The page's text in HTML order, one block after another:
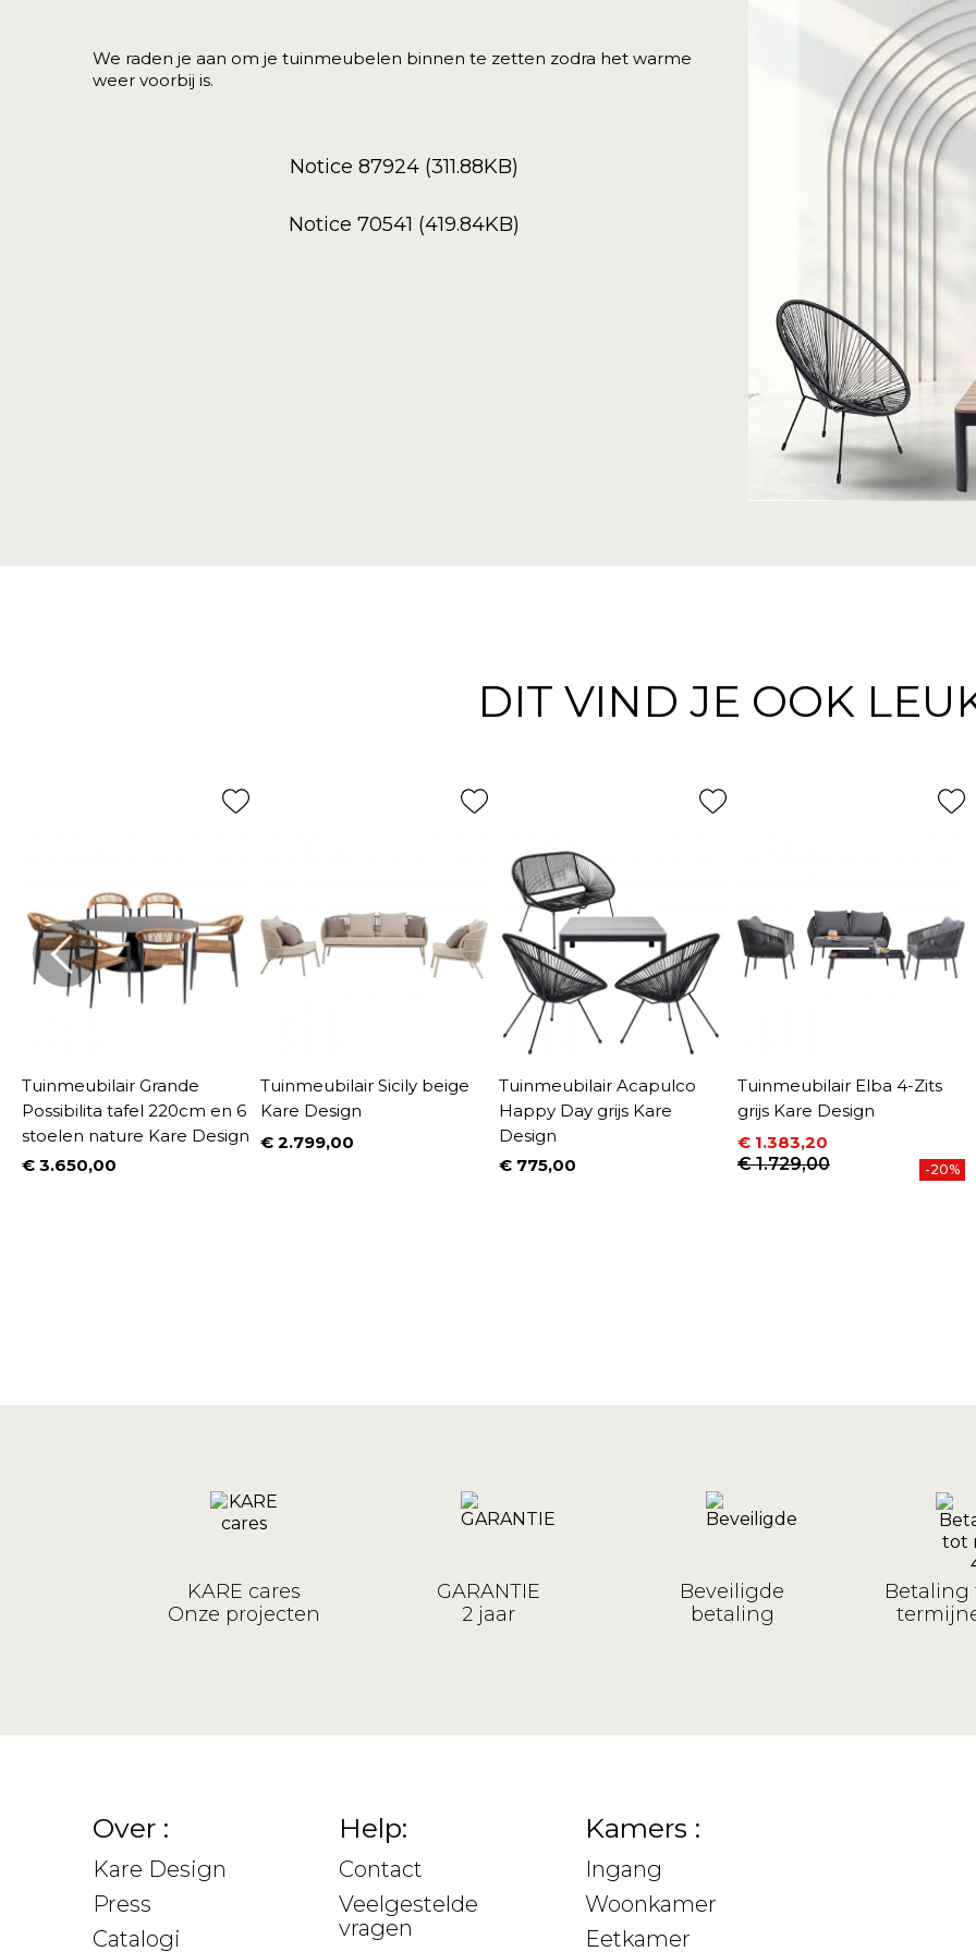
We raden je aan om je tuinmeubelen binnen te zetten zodra het warme
weer voorbij is.
Notice 87924 (311.88KB)
Notice 70541 (419.84KB)
DIT VIND JE OOK
Tuinmeubilair Grande
Possibilita tafel 220cm en 6
stoelen nature Kare Design
Prijs
€ 3.650,00
Tuinmeubilair Sicily beige
Kare Design
Prijs
€ 2.799,00
Tuinmeubilair Acapulco
Happy Day grijs Kare
Design
Prijs
€ 775,00
Tuinmeubilair Elba 4-Zits
grijs Kare Design
Prijs
€ 1.383,20
Normale prijs
€ 1.729,00 -20%
KARE cares
Onze projecten
GARANTIE
2 jaar
Beveiligde
betaling
Betaling
Over :
Kare Design
Press
Catalogi
Help:
Contact
Veelgestelde
vragen
Kamers :
Ingang
Woonkamer
Eetkamer